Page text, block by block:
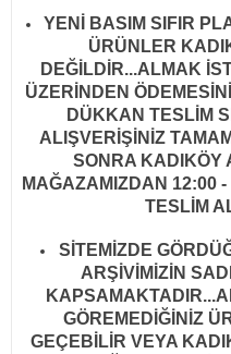
YENİ BASIM SIFIR
ÜRÜNLER
DEĞİLDİR...ALMAK
ÜZERİNDEN
DÜKKAN TESLİM
ALIŞVERİŞİNİZ
SONRA KADIKÖY
MAĞAZAMIZDAN 12:00
TESLİM
SİTEMİZDE
ARŞİVİMİZİN
GÖREMEDİĞİNİZ
GEÇEBİLİR VEYA